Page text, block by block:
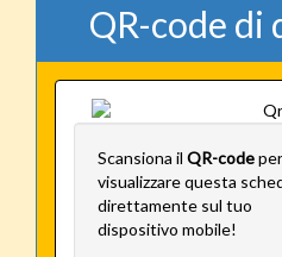
QR-code di
Scansiona il QR-codeper
visualizzare questa
direttamente sul tuo
dispositivo mobile!